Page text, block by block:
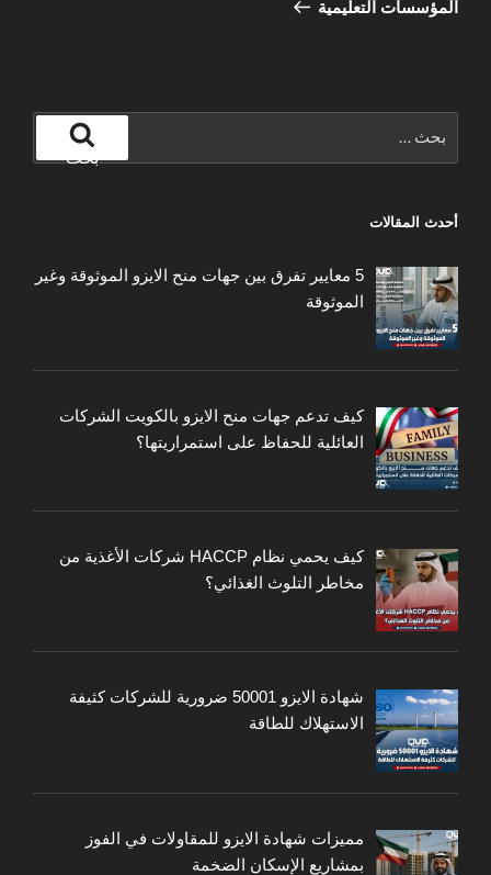
المؤسسات التعليمية
عن:
بحث
أحدث المقالات
5 معايير تفرق بين جهات منح الايزو الموثوقة وغير
الموثوقة
كيف تدعم جهات منح الايزو بالكويت الشركات
العائلية للحفاظ على استمراريتها؟
كيف يحمي نظام HACCP شركات الأغذية من
مخاطر التلوث الغذائي؟
شهادة الايزو 50001 ضرورية للشركات كثيفة
الاستهلاك للطاقة
مميزات شهادة الايزو للمقاولات في الفوز
بمشاريع الإسكان الضخمة